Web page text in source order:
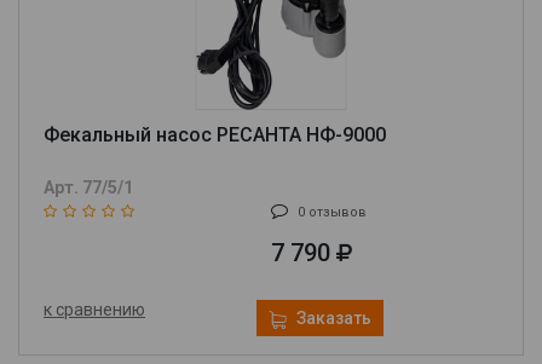
Фекальный насос РЕСАНТА НФ-9000
Арт. 77/5/1
0 отзывов
7 790
к сравнению Заказать